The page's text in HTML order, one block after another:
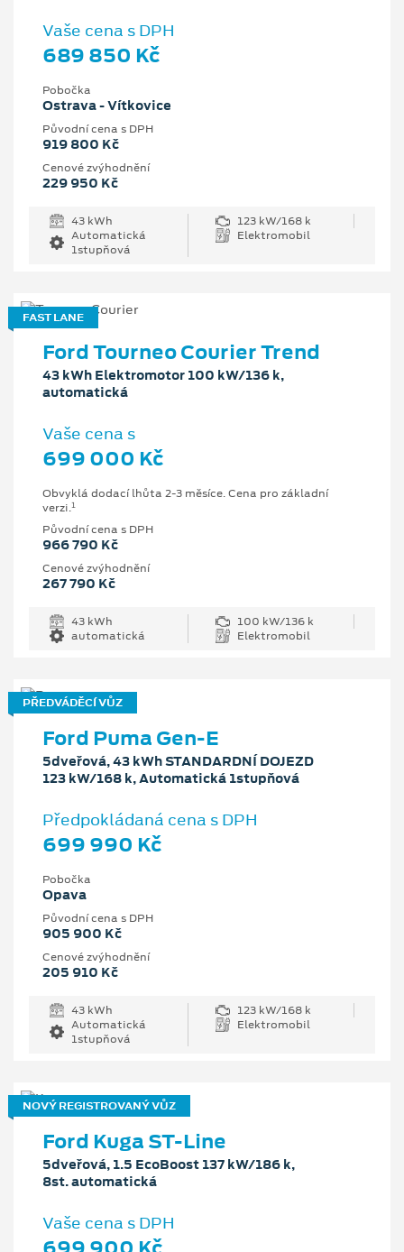
Vaše cena s DPH
689 850 Kč
Pobočka
Ostrava - Vítkovice
Původní cena s DPH
919 800 Kč
Cenové zvýhodnění
229 950 Kč
43 kWh
123 kW/168 k
Automatická
1stupňová
Elektromobil
FAST LANE
Ford Tourneo Courier Trend
43 kWh Elektromotor 100 kW/136 k,
automatická
Vaše cena s
699 000 Kč
Obvyklá dodací lhůta 2-3 měsíce. Cena pro základní
verzi.1
Původní cena s DPH
966 790 Kč
Cenové zvýhodnění
267 790 Kč
43 kWh
100 kW/136 k
automatická
Elektromobil
PŘEDVÁDĚCÍ VŮZ
Ford Puma Gen-E
5dveřová, 43 kWh STANDARDNÍ DOJEZD
123 kW/168 k, Automatická 1stupňová
Předpokládaná cena s DPH
699 990 Kč
Pobočka
Opava
Původní cena s DPH
905 900 Kč
Cenové zvýhodnění
205 910 Kč
43 kWh
123 kW/168 k
Automatická
1stupňová
Elektromobil
NOVÝ REGISTROVANÝ VŮZ
Ford Kuga ST-Line
5dveřová, 1.5 EcoBoost 137 kW/186 k,
8st. automatická
Vaše cena s DPH